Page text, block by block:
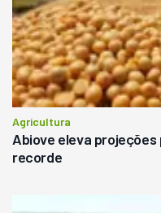
Agricultura
Abiove eleva
recorde